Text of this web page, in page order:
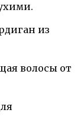
из
волосы от